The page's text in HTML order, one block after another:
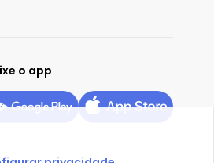
o app